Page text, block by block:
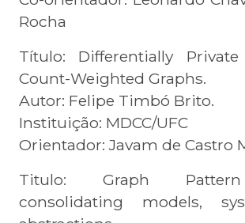
Rocha
Título: Differentially
Count-Weighted Graphs.
Autor: Felipe Timbó Brito.
Instituição: MDCC/UFC
Orientador: Javam de Castro
Titulo: Graph
consolidating models,